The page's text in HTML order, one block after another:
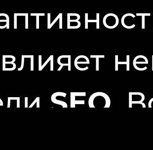
SEO .